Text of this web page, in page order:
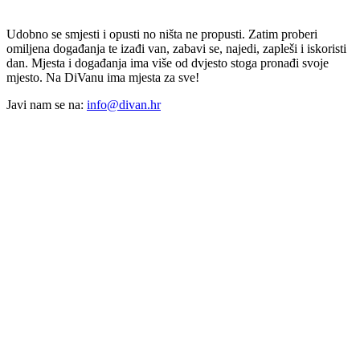
Udobno se smjesti i opusti no ništa ne propusti. Zatim proberi
omiljena događanja te izađi van, zabavi se, najedi, zapleši i iskoristi
dan. Mjesta i događanja ima više od dvjesto stoga pronađi svoje
mjesto. Na DiVanu ima mjesta za sve!
Javi nam se na: info@divan.hr